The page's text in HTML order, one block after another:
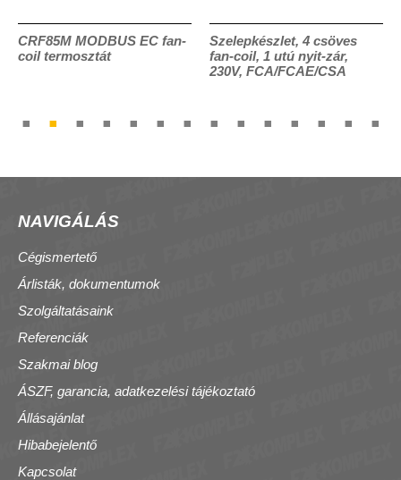
CRF85M MODBUS EC fan-
coil termosztát
Szelepkészlet, 4 csöves
fan-coil, 1 utú nyit-zár,
230V, FCA/FCAE/CSA
NAVIGÁLÁS
Cégismertető
Árlisták, dokumentumok
Szolgáltatásaink
Referenciák
Szakmai blog
ÁSZF, garancia, adatkezelési tájékoztató
Állásajánlat
Hibabejelentő
Kapcsolat